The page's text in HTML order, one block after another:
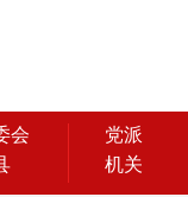
会
党派
机关